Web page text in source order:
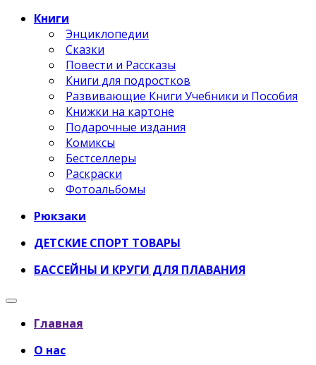
Книги
Энциклопедии
Сказки
Повести и Рассказы
Книги для подростков
Развивающие Книги Учебники и Пособия
Книжки на картоне
Подарочные издания
Комиксы
Бестселлеры
Раскраски
Фотоальбомы
Рюкзаки
ДЕТСКИЕ СПОРТ ТОВАРЫ
БАССЕЙНЫ И КРУГИ ДЛЯ ПЛАВАНИЯ
Главная
О нас